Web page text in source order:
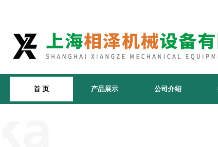
首 页 产品展示 公司介绍